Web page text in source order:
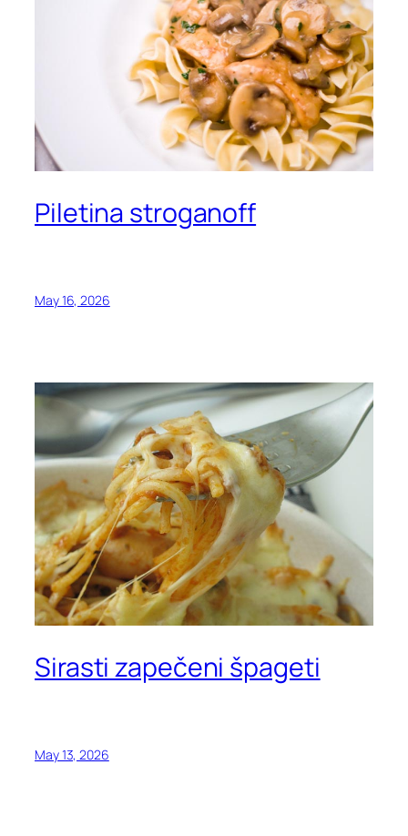
Piletina stroganoff
May 16, 2026
Sirasti zapečeni špageti
May 13, 2026